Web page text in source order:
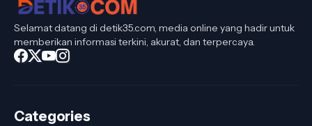
Selamat datang di detik35.com, media online yang hadir untuk
memberikan informasi terkini, akurat, dan terpercaya.
Categories